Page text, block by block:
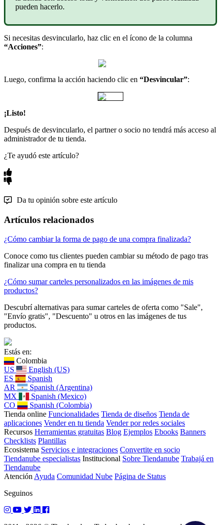
pueden hacerlo.
Si necesitas desvincularlo, haz clic en el ícono de la columna
“Acciones”:
Luego, confirma la acción haciendo clic en “Desvincular”:
¡Listo!
Después de desvincularlo, el partner o socio no tendrá más acceso al
administrador de tu tienda.
¿Te ayudó este artículo?
Da tu opinión sobre este artículo
Artículos relacionados
¿Cómo cambiar la forma de pago de una compra finalizada?
Conoce como tus clientes pueden cambiar su método de pago tras
finalizar una compra en tu tienda
¿Cómo sumar carteles personalizados en las imágenes de mis
productos?
Descubrí alternativas para sumar carteles de oferta como "Sale",
"Envío gratis", "Descuento" u otros en las imágenes de tus
productos.
Estás en:
Colombia
US
English (US)
ES
Spanish
AR
Spanish (Argentina)
MX
Spanish (Mexico)
CO
Spanish (Colombia)
Tienda online Funcionalidades Tienda de diseños Tienda de
aplicaciones Vender en tu tienda Vender por redes sociales
Recursos Herramientas gratuitas Blog Ejemplos Ebooks Banners
Checklists Plantillas
Ecosistema Servicios e integraciones Convertite en socio
Tiendanube especialistas Institucional Sobre Tiendanube Trabajá en
Tiendanube
Atención Ayuda Comunidad Nube Página de Status
Seguinos